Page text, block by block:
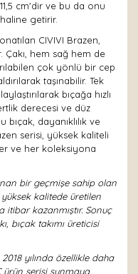
cm'dir ve bu da onu
getirir.
CIVIVI Brazen,
Çakı, hem sağ hem de
çok yönlü bir cep
taşınabilir. Tek
bıçağa hızlı
derecesi ve düz
dayanıklılık ve
serisi, yüksek kaliteli
ve her koleksiyona
bir geçmişe sahip olan
kalitede üretilen
kazanmıştır. Sonuç
bıçak takımı üreticisi
yılında özellikle daha
ürün serisi sunmaya